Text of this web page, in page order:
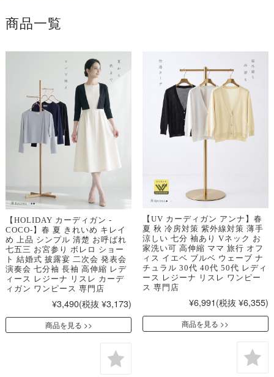
商品一覧
【HOLIDAY カーディガン -
COCO-】春 夏 きれいめ キレイ
め 上品 シンプル 清楚 お呼ばれ
七五三 お宮参り ボレロ ショー
ト 結婚式 披露宴 二次会 発表会
演奏会 七分袖 長袖 高伸縮 レデ
ィース レジーナ リスレ カーデ
ィガン ワンピース 専門店
¥3,490(税抜 ¥3,173)
商品を見る
【UV カーディガン アンナ】春
夏 秋 冷房対策 紫外線対策 薄手
涼しい 七分 袖あり Vネック お
家洗い可 高伸縮 ママ 旅行 オフ
ィス イエベ ブルベ ウェーブ ナ
チュラル 30代 40代 50代 レディ
ース レジーナ リスレ ワンピー
ス 専門店
¥6,991(税抜 ¥6,355)
商品を見る